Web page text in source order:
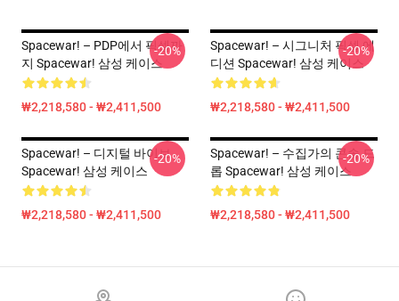
Spacewar! – PDP에서 픽셀까
지 Spacewar! 삼성 케이스
₩2,218,580 - ₩2,411,500
-20%
Spacewar! – 시그니처 픽셀 에
디션 Spacewar! 삼성 케이스
₩2,218,580 - ₩2,411,500
-20%
Spacewar! – 디지털 바이브
Spacewar! 삼성 케이스
₩2,218,580 - ₩2,411,500
-20%
Spacewar! – 수집가의 콘솔 드
롭 Spacewar! 삼성 케이스
₩2,218,580 - ₩2,411,500
-20%